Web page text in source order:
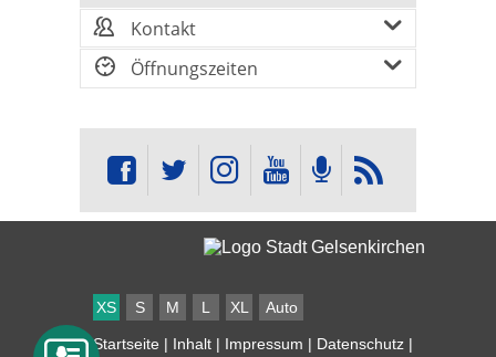
Kontakt
Öffnungszeiten
XS S M L XL Auto
Startseite | Inhalt | Impressum | Datenschutz |